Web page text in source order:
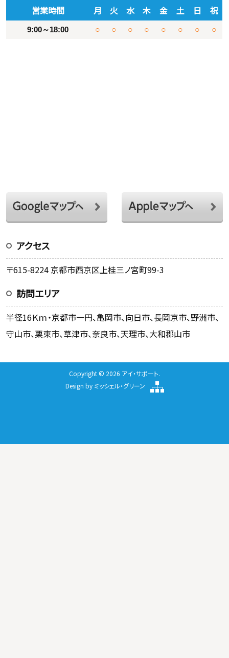
営業時間 月 火 水 木 金 土 日 祝
9:00～18:00 ○ ○ ○ ○ ○ ○ ○ ○
アクセス
〒615-8224 京都市西京区上桂三ノ宮町99-3
訪問エリア
半径16Ｋｍ・京都市一円、亀岡市、向日市、長岡京市、野洲市、
守山市、栗東市、草津市、奈良市、天理市、大和郡山市
Copyright © 2026 アイ・サポート.
Design by ミッシェル・グリーン